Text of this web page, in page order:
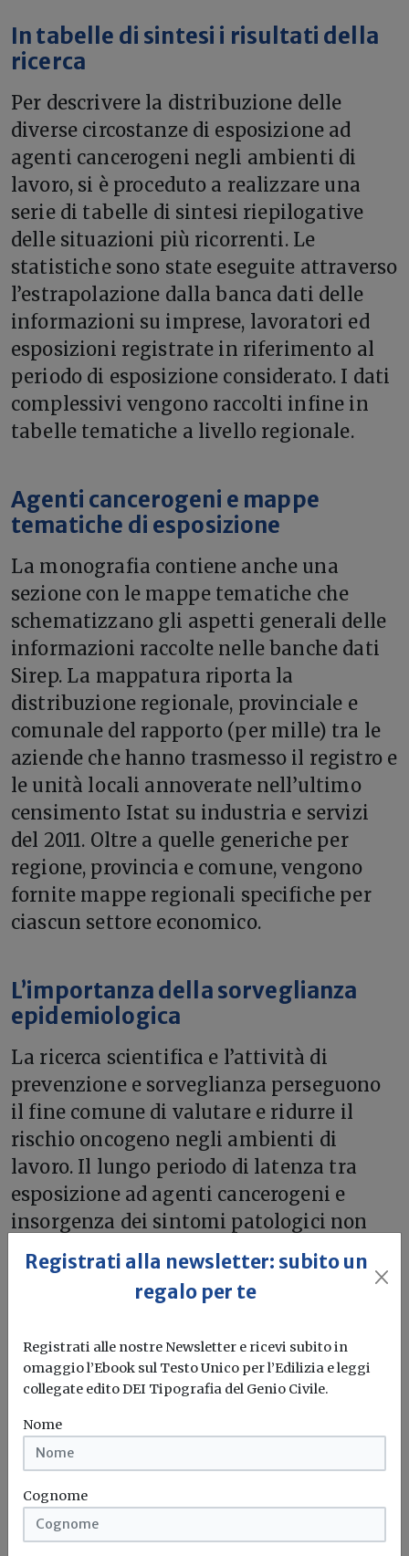
In tabelle di sintesi i risultati della
ricerca
Per descrivere la distribuzione delle
diverse circostanze di esposizione ad
agenti cancerogeni negli ambienti di
lavoro, si è proceduto a realizzare una
serie di tabelle di sintesi riepilogative
delle situazioni più ricorrenti. Le
statistiche sono state eseguite attraverso
l’estrapolazione dalla banca dati delle
informazioni su imprese, lavoratori ed
esposizioni registrate in riferimento al
periodo di esposizione considerato. I dati
complessivi vengono raccolti infine in
tabelle tematiche a livello regionale.
Agenti cancerogeni e mappe
tematiche di esposizione
La monografia contiene anche una
sezione con le mappe tematiche che
schematizzano gli aspetti generali delle
informazioni raccolte nelle banche dati
Sirep. La mappatura riporta la
distribuzione regionale, provinciale e
comunale del rapporto (per mille) tra le
aziende che hanno trasmesso il registro e
le unità locali annoverate nell’ultimo
censimento Istat su industria e servizi
del 2011. Oltre a quelle generiche per
regione, provincia e comune, vengono
fornite mappe regionali specifiche per
ciascun settore economico.
L’importanza della sorveglianza
epidemiologica
La ricerca scientifica e l’attività di
prevenzione e sorveglianza perseguono
il fine comune di valutare e ridurre il
rischio oncogeno negli ambienti di
lavoro. Il lungo periodo di latenza tra
esposizione ad agenti cancerogeni e
insorgenza dei sintomi patologici non
permette un’immediata correlazione con
le cause lavorative. Per questo motivo, la
sorveglianza sanitaria in ambito
l’individuazione e la diffusione degli
interventi di prevenzione primaria in
Consulta il volume al
Inail Incidenti sul lavoro
Registrati alla newsletter: subito un
regalo per te
Registrati alle nostre Newsletter e ricevi subito in
omaggio l’Ebook sul Testo Unico per l’Edilizia e leggi
collegate edito DEI Tipografia del Genio Civile.
Nome
Cognome